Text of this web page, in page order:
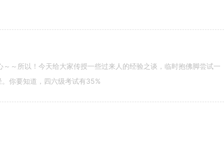
～所以！今天给大家传授一些过来人的经验之谈，临时抱佛脚尝试一
你要知道，四六级考试有35%